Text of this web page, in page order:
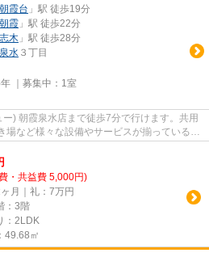
朝霞台 」駅 徒歩19分
霞 」駅 徒歩22分
志木 」駅 徒歩28分
泉水 ３丁目
｜募集中： 1室
) 朝霞泉水店まで徒歩7分で行けます。共用
場など様々な設備やサービスが揃っているの
・共益費 5,000円)
月｜礼：7万円
：3階
：2LDK
49.68㎡